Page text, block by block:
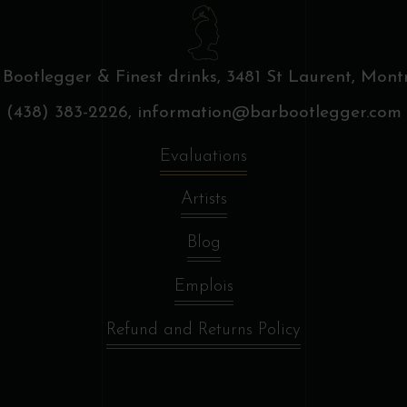
& Finest drinks, 3481 St Laurent,
(438) 383-2226, information@barbootlegger.com
Evaluations
Artists
Blog
Emplois
Refund and Returns Policy